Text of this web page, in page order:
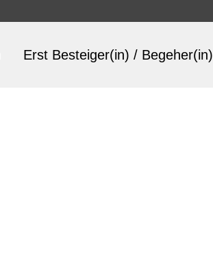
Erst Besteiger(in) / Begeher(in)